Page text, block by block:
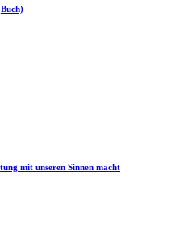
mit unseren Sinnen macht